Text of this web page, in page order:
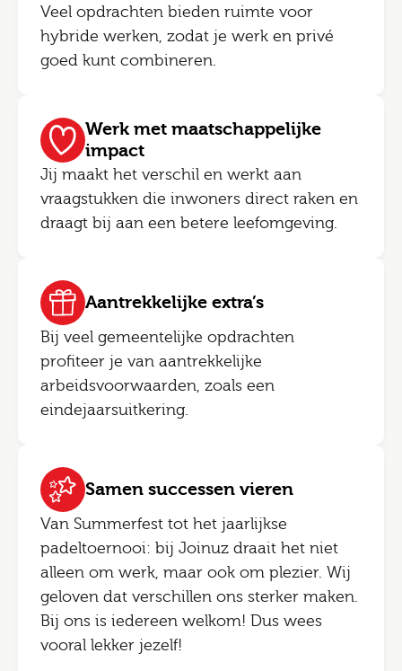
Veel opdrachten bieden ruimte voor
hybride werken, zodat je werk en privé
goed kunt combineren.
Werk met maatschappelijke
impact
Jij maakt het verschil en werkt aan
vraagstukken die inwoners direct raken en
draagt bij aan een betere leefomgeving.
Aantrekkelijke extra’s
Bij veel gemeentelijke opdrachten
profiteer je van aantrekkelijke
arbeidsvoorwaarden, zoals een
eindejaarsuitkering.
Samen successen vieren
Van Summerfest tot het jaarlijkse
padeltoernooi: bij Joinuz draait het niet
alleen om werk, maar ook om plezier. Wij
geloven dat verschillen ons sterker maken.
Bij ons is iedereen welkom! Dus wees
vooral lekker jezelf!